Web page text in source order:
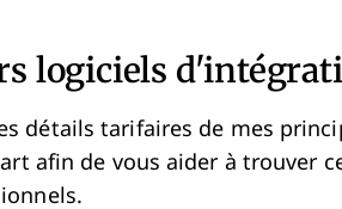
logiciels
détails tarifaires de mes
afin de vous aider à trouver